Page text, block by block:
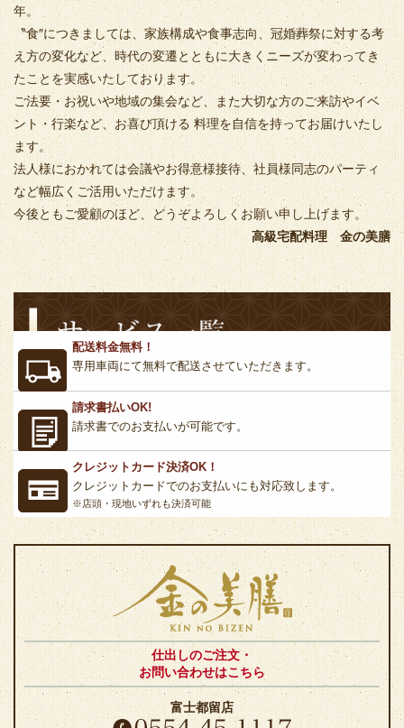
年。
〝食″につきましては、家族構成や食事志向、冠婚葬祭に対する考
え方の変化など、時代の変遷とともに大きくニーズが変わってき
たことを実感いたしております。
ご法要・お祝いや地域の集会など、また大切な方のご来訪やイベ
ント・行楽など、お喜び頂ける 料理を自信を持ってお届けいたし
ます。
法人様におかれては会議やお得意様接待、社員様同志のパーティ
など幅広くご活用いただけます。
今後ともご愛顧のほど、どうぞよろしくお願い申し上げます。
高級宅配料理 金の美膳
配送料金無料！
専用車両にて無料で配送させていただきます。
請求書払いOK!
請求書でのお支払いが可能です。
クレジットカード決済OK！
クレジットカードでのお支払いにも対応致します。
※店頭・現地いずれも決済可能
仕出しのご注文・
お問い合わせはこちら
富士都留店